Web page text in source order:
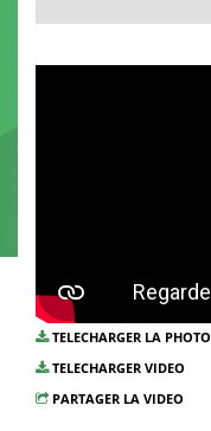
TELECHARGER LA PHOTO
TELECHARGER VIDEO
PARTAGER LA VIDEO